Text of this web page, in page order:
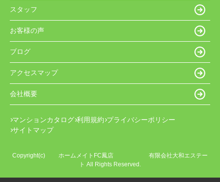
スタッフ
お客様の声
ブログ
アクセスマップ
会社概要
マンションカタログ 利用規約 プライバシーポリシー
サイトマップ
Copyright(c) ホームメイトFC鳳店 有限会社大和エステー
ト All Rights Reserved.